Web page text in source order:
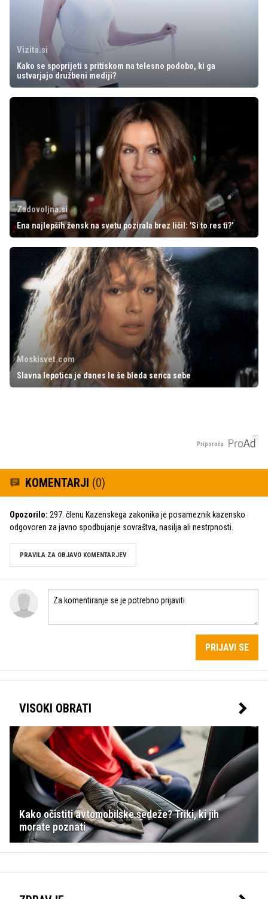
Vizita.si
Kako se spoprijeti s pritiskom na telesno podobo, ki ga
ustvarjajo družbeni mediji?
Zadovoljna.si
Ena najlepših žensk na svetu pozirala brez ličil: 'Si to res ti?'
Moskisvet.com
Slavna lepotica je danes le še bleda senca sebe
Priporoča
KOMENTARJI (0)
Opozorilo: 297. členu Kazenskega zakonika je posameznik kazensko
odgovoren za javno spodbujanje sovraštva, nasilja ali nestrpnosti.
PRAVILA ZA OBJAVO KOMENTARJEV
PRIJAVI SE
VISOKI OBRATI
Kako očistiti avtomobilske sedeže? Triki, ki jih
morate poznati